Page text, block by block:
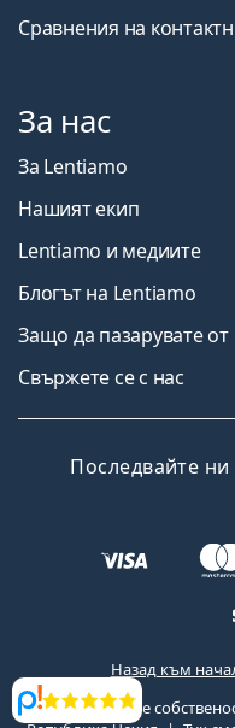
Прегледи
Сравнения на
За нас
За Lentiamo
Нашият екип
Lentiamo и медиите
Блогът на Lentiamo
Защо да пазарувате от
Свържете се с нас
Последвайте
Назад към
Lentiamo.bg е